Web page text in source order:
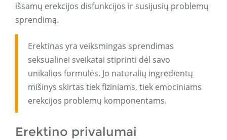
išsamų erekcijos disfunkcijos ir susijusių problemų
sprendimą.
Erektinas yra veiksmingas sprendimas
seksualinei sveikatai stiprinti dėl savo
unikalios formulės. Jo natūralių ingredientų
mišinys skirtas tiek fiziniams, tiek emociniams
erekcijos problemų komponentams.
Erektino privalumai